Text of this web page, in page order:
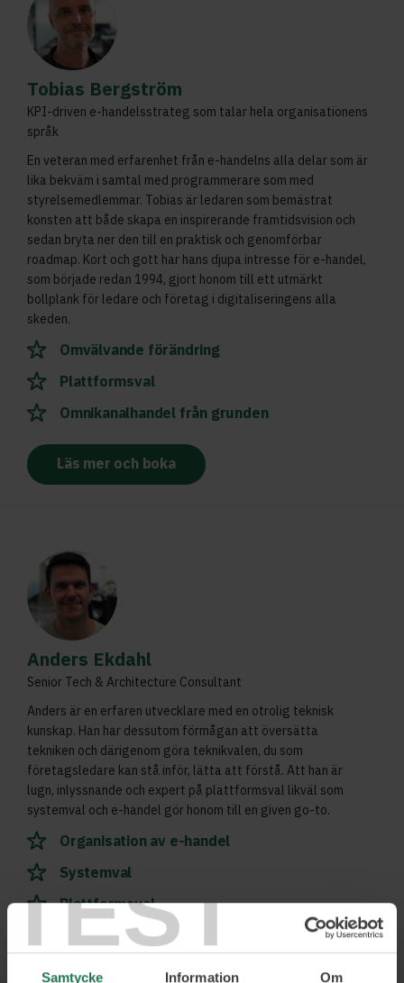
TEST
Samtycke Information Om
Tobias Bergström
KPI-driven e-handelsstrateg som talar hela organisationens
språk
En veteran med erfarenhet från e-handelns alla delar som är
lika bekväm i samtal med programmerare som med
styrelsemedlemmar. Tobias är ledaren som bemästrat
konsten att både skapa en inspirerande framtidsvision och
sedan bryta ner den till en praktisk och genomförbar
roadmap. Kort och gott har hans djupa intresse för e-handel,
som började redan 1994, gjort honom till ett utmärkt
bollplank för ledare och företag i digitaliseringens alla
skeden.
Omvälvande förändring
Plattformsval
Omnikanalhandel från grunden
Läs mer och boka
Anders Ekdahl
Senior Tech & Architecture Consultant
Anders är en erfaren utvecklare med en otrolig teknisk
kunskap. Han har dessutom förmågan att översätta
tekniken och därigenom göra teknikvalen, du som
företagsledare kan stå inför, lätta att förstå. Att han är
lugn, inlyssnande och expert på plattformsval likväl som
systemval och e-handel gör honom till en given go-to.
Organisation av e-handel
Systemval
Plattformsval
Läs mer och boka